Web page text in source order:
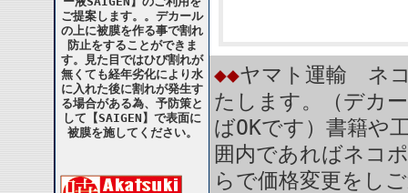
ご提案します。。デカール
の上に被膜を作る事で割れ
防止をすることができま
す。見た目ではひび割れが
無くても経年劣化により水
に入れた後に割れが発生す
る場合がある為、予防策と
して【SAIGEN】で表面に
被膜を施してください。
◆◆ヤマト運輸 ネ
たします。（デカ
ばOKです）書籍や
囲内であればネコ
らで価格変更をし